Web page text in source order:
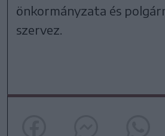
önkormányzata és
szervez.